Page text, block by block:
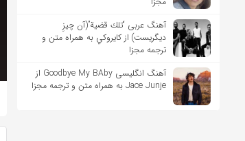
آهنگ عربی “تلك قضية”(آن چیزِ
دیگریست) از كايروكي به همراه متن و
ترجمه مجزا
آهنگ انگلیسی Goodbye My BAby از
Jace Junje به همراه متن و ترجمه مجزا